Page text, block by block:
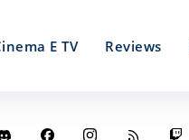
E TV Reviews